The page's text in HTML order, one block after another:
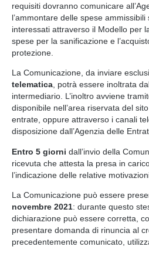
requisiti dovranno comunicare
l’ammontare delle spese
interessati attraverso il Modello per
spese per la sanificazione e
protezione.
La Comunicazione, da inviare
telematica, potrà essere inoltrata
intermediario. L’inoltro avviene
disponibile nell’area riservata del
entrate, oppure attraverso i canali
disposizione dall’Agenzia delle
Entro 5 giorni dall’invio della
ricevuta che attesta la presa in
l’indicazione delle relative
La Comunicazione può essere
novembre 2021: durante questo
dichiarazione può essere corretta,
presentare domanda di rinuncia al
precedentemente comunicato,